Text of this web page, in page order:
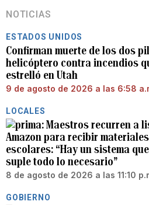
NOTICIAS
ESTADOS UNIDOS
Confirman muerte de los dos
helicóptero contra incendios
estrelló en Utah
9 de agosto de 2026 a las 6:58
LOCALES
Maestros recurren a
Amazon para recibir materiales
escolares: “Hay un sistema
suple todo lo necesario”
8 de agosto de 2026 a las 11:10
GOBIERNO